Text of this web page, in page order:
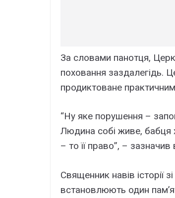
За словами панотця,
поховання заздалегідь.
продиктоване
“Ну яке порушення –
Людина собі живе, бабця
– то її право”, – зазначив
Священник навів історії
встановлюють один